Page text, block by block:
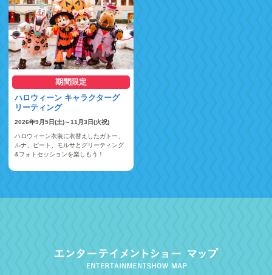
期間限定
ハロウィーン キャラクターグ
リーティング
2026年9月5日(土)～11月3日(火祝)
ハロウィーン衣装に衣替えしたガトー、
ルナ、ピート、モルサとグリーティング
&フォトセッションを楽しもう！